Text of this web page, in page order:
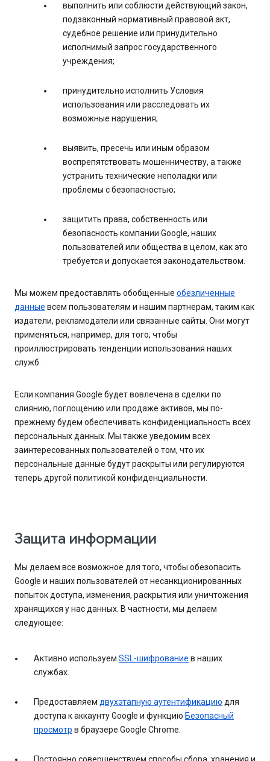
выполнить или соблюсти действующий закон,
подзаконный нормативный правовой акт,
судебное решение или принудительно
исполнимый запрос государственного
учреждения;
принудительно исполнить Условия
использования или расследовать их
возможные нарушения;
выявить, пресечь или иным образом
воспрепятствовать мошенничеству, а также
устранить технические неполадки или
проблемы с безопасностью;
защитить права, собственность или
безопасность компании Google, наших
пользователей или общества в целом, как это
требуется и допускается законодательством.
Мы можем предоставлять обобщенные обезличенные
данные всем пользователям и нашим партнерам, таким как
издатели, рекламодатели или связанные сайты. Они могут
применяться, например, для того, чтобы
проиллюстрировать тенденции использования наших
служб.
Если компания Google будет вовлечена в сделки по
слиянию, поглощению или продаже активов, мы по-
прежнему будем обеспечивать конфиденциальность всех
персональных данных. Мы также уведомим всех
заинтересованных пользователей о том, что их
персональные данные будут раскрыты или регулируются
теперь другой политикой конфиденциальности.
Защита информации
Мы делаем все возможное для того, чтобы обезопасить
Google и наших пользователей от несанкционированных
попыток доступа, изменения, раскрытия или уничтожения
хранящихся у нас данных. В частности, мы делаем
следующее:
Активно используем SSL-шифрование в наших
службах.
Предоставляем двухэтапную аутентификацию для
доступа к аккаунту Google и функцию Безопасный
просмотр в браузере Google Chrome.